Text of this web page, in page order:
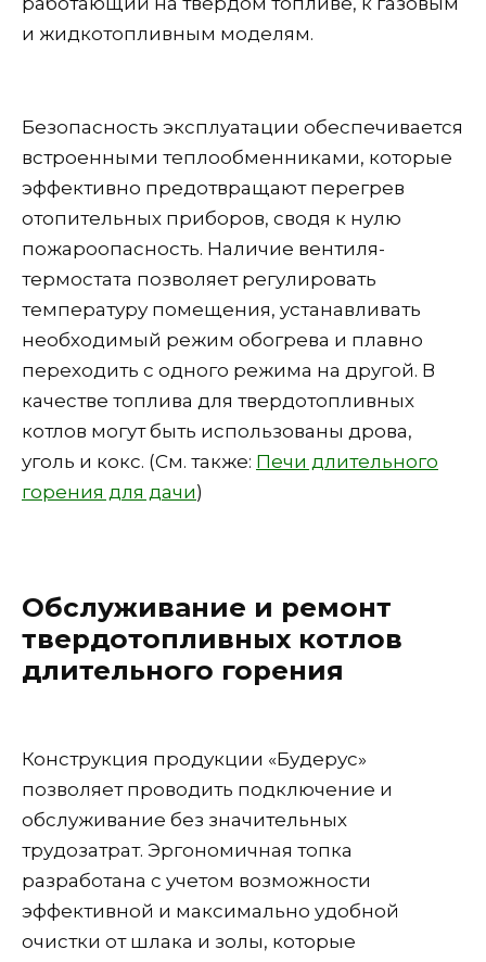
и жидкотопливным моделям.
Безопасность эксплуатации обеспечивается
встроенными теплообменниками, которые
эффективно предотвращают перегрев
отопительных приборов, сводя к нулю
пожароопасность. Наличие вентиля-
термостата позволяет регулировать
температуру помещения, устанавливать
необходимый режим обогрева и плавно
переходить с одного режима на другой. В
качестве топлива для твердотопливных
котлов могут быть использованы дрова,
уголь и кокс. (См. также: Печи длительного
горения для дачи)
Обслуживание и ремонт
твердотопливных котлов
длительного горения
Конструкция продукции «Будерус»
позволяет проводить подключение и
обслуживание без значительных
трудозатрат. Эргономичная топка
разработана с учетом возможности
эффективной и максимально удобной
очистки от шлака и золы, которые